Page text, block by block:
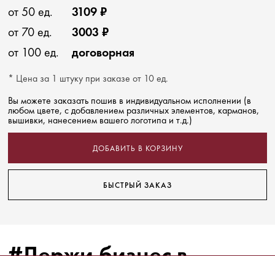
от 50 ед.
3109 ₽
от 70 ед.
3003 ₽
от 100 ед.
договорная
* Цена за 1 штуку при заказе от 10 ед.
Вы можете заказать пошив в индивидуальном исполнении (в
любом цвете, с добавлением различных элементов, карманов,
вышивки, нанесением вашего логотипа и т.д.)
ДОБАВИТЬ В КОРЗИНУ
БЫСТРЫЙ ЗАКАЗ